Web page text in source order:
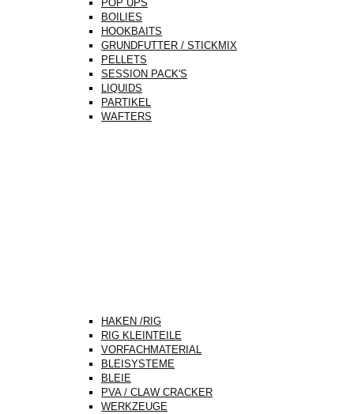
POP UPS
BOILIES
HOOKBAITS
GRUNDFUTTER / STICKMIX
PELLETS
SESSION PACK'S
LIQUIDS
PARTIKEL
WAFTERS
HAKEN /RIG
RIG KLEINTEILE
VORFACHMATERIAL
BLEISYSTEME
BLEIE
PVA / CLAW CRACKER
WERKZEUGE